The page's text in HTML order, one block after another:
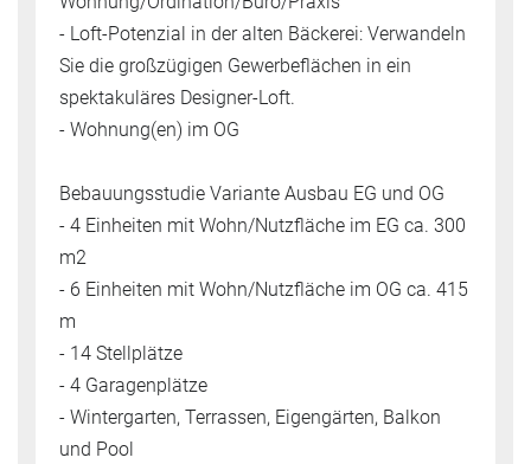
- Loft-Potenzial in der alten Bäckerei: Verwandeln
Sie die großzügigen Gewerbeflächen in ein
spektakuläres Designer-Loft.
- Wohnung(en) im OG
Bebauungsstudie Variante Ausbau EG und OG
- 4 Einheiten mit Wohn/Nutzfläche im EG ca. 300
m2
- 6 Einheiten mit Wohn/Nutzfläche im OG ca. 415
m
- 14 Stellplätze
- 4 Garagenplätze
- Wintergarten, Terrassen, Eigengärten, Balkon
und Pool